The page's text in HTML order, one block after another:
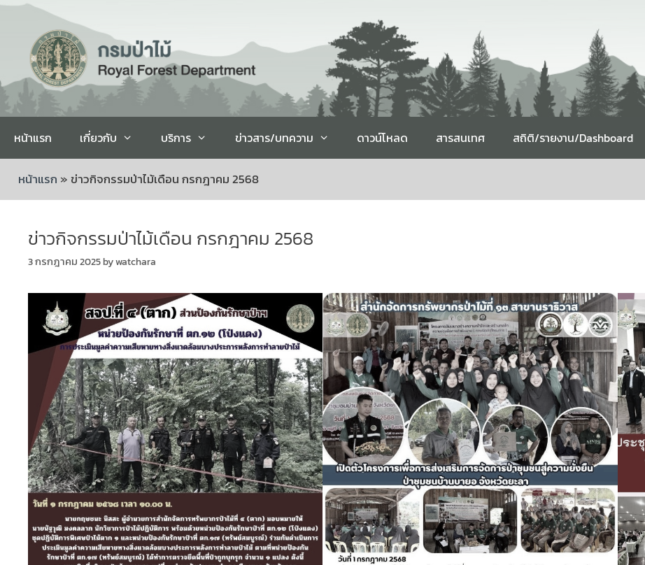
หน้าแรก เกี่ยวกับ บริการ ข่าวสาร/บทความ ดาวน์โหลด สารสนเทศ สถิติ/รายงาน/Dashboard
หน้าแรก » ข่าวกิจกรรมป่าไม้เดือน กรกฎาคม 2568
ข่าวกิจกรรมป่าไม้เดือน กรกฎาคม 2568
3 กรกฎาคม 2025bywatchara